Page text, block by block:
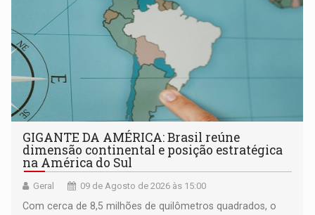
GIGANTE DA AMÉRICA: Brasil reúne
dimensão continental e posição estratégica
na América do Sul
Geral 09 de Agosto de 2026 às 15:00
Com cerca de 8,5 milhões de quilômetros quadrados, o